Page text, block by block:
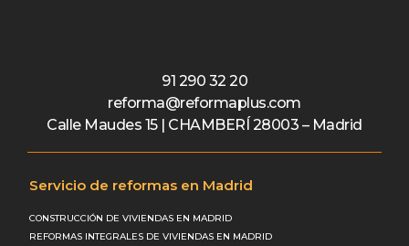
91 290 32 20
reforma@reformaplus.com
Calle Maudes 15 | CHAMBERÍ 28003 – Madrid
Servicio de reformas en Madrid
CONSTRUCCIÓN DE VIVIENDAS EN MADRID
REFORMAS INTEGRALES DE VIVIENDAS EN MADRID